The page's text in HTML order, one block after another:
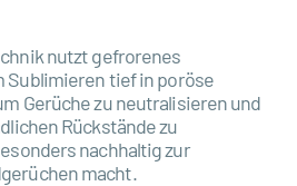
nutzt gefrorenes
Sublimieren tief in poröse
Gerüche zu neutralisieren und
Rückstände zu
nachhaltig zur
macht.